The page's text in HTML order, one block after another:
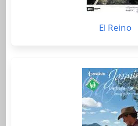
El Reino